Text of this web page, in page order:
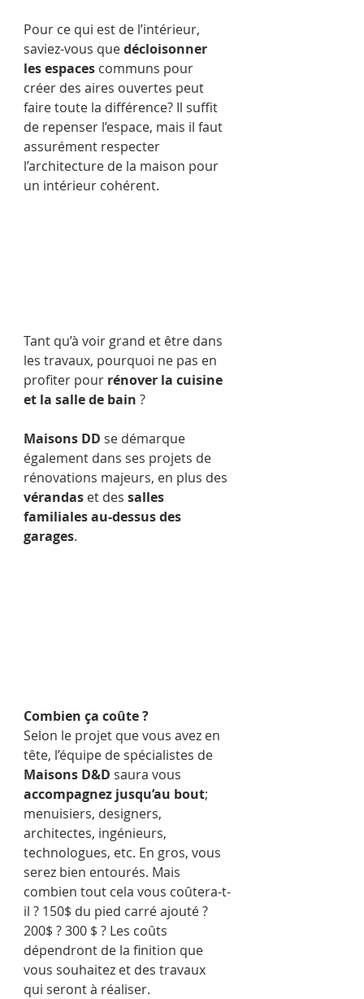
Pour ce qui est de l’intérieur,
saviez-vous que décloisonner
les espaces communs pour
créer des aires ouvertes peut
faire toute la différence? Il suffit
de repenser l’espace, mais il faut
assurément respecter
l’architecture de la maison pour
un intérieur cohérent.
Tant qu’à voir grand et être dans
les travaux, pourquoi ne pas en
profiter pour rénover la cuisine
et la salle de bain ?
Maisons DD se démarque
également dans ses projets de
rénovations majeurs, en plus des
vérandas et des salles
familiales au-dessus des
garages.
Combien ça coûte ?
Selon le projet que vous avez en
tête, l’équipe de spécialistes de
Maisons D&D saura vous
accompagnez jusqu’au bout;
menuisiers, designers,
architectes, ingénieurs,
technologues, etc. En gros, vous
serez bien entourés. Mais
combien tout cela vous coûtera-t-
il ? 150$ du pied carré ajouté ?
200$ ? 300 $ ? Les coûts
dépendront de la finition que
vous souhaitez et des travaux
qui seront à réaliser.